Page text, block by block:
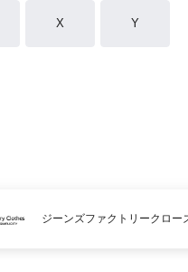
X Y
ジーンズファクトリークロー